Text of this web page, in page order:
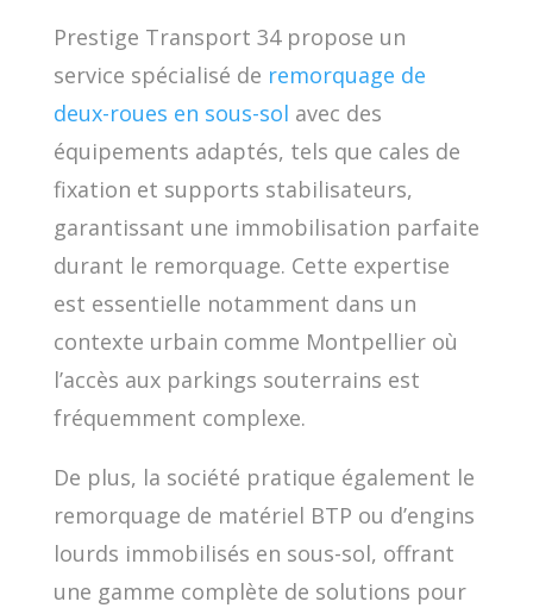
Prestige Transport 34 propose un
service spécialisé de remorquage de
deux-roues en sous-sol avec des
équipements adaptés, tels que cales de
fixation et supports stabilisateurs,
garantissant une immobilisation parfaite
durant le remorquage. Cette expertise
est essentielle notamment dans un
contexte urbain comme Montpellier où
l’accès aux parkings souterrains est
fréquemment complexe.
De plus, la société pratique également le
remorquage de matériel BTP ou d’engins
lourds immobilisés en sous-sol, offrant
une gamme complète de solutions pour